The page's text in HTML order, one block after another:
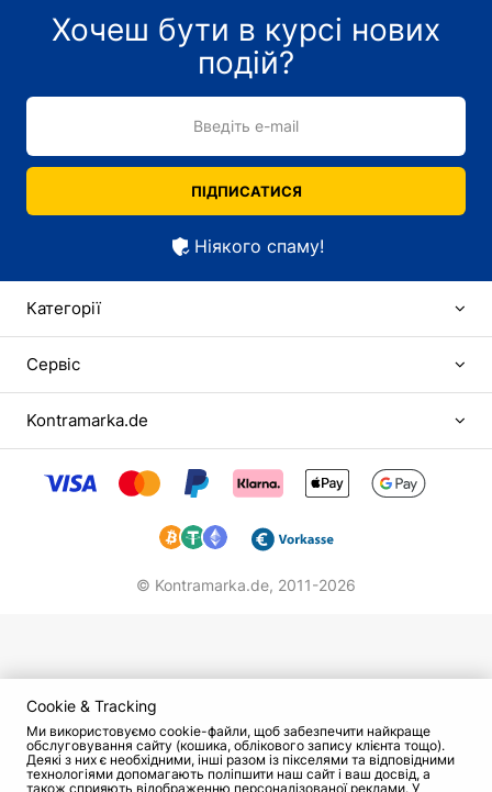
Хочеш бути в курсі нових
подій?
Введіть e-mail
ПІДПИСАТИСЯ
Ніякого спаму!
Категорії
Сервіс
Kontramarka.de
© Kontramarka.de, 2011-2026
Cookie & Tracking
Ми використовуємо cookie-файли, щоб забезпечити найкраще
обслуговування сайту (кошика, облікового запису клієнта тощо).
Деякі з них є необхідними, інші разом із пікселями та відповідними
технологіями допомагають поліпшити наш сайт і ваш досвід, а
також сприяють відображенню персоналізованої реклами. У